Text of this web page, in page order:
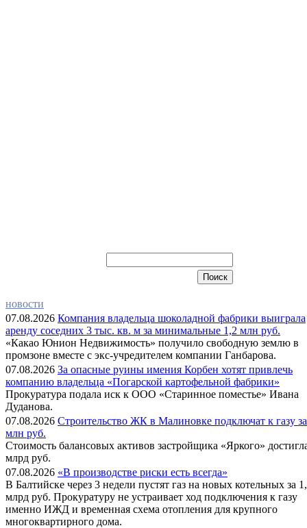
новости
07.08.2026 Компания владельца шоколадной фабрики выиграла
аренду соседних 3 тыс. кв. м за минимальные 1,2 млн руб.
«Какао Юнион Недвижимость» получило свободную землю в
промзоне вместе с экс-учредителем компании Ганбарова.
07.08.2026 За опасные руины имения Корбен хотят привлечь
компанию владельца «Погарской картофельной фабрики»
Прокуратура подала иск к ООО «Старинное поместье» Ивана
Дуданова.
07.08.2026 Строительство ЖК в Малиновке подключат к газу
млн руб.
Стоимость балансовых активов застройщика «Яркого»
млрд руб.
07.08.2026 «В производстве риски есть всегда»
В Балтийске через 3 недели пустят газ на новых котельных за
млрд руб. Прокуратуру не устраивает ход подключения к газу
именно ИЖД и временная схема отопления для крупного
многоквартирного дома.